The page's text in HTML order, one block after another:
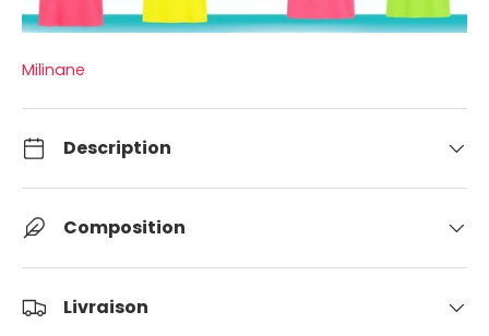
Milinane
Description
Composition
Livraison